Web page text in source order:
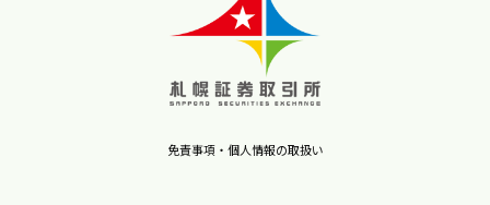
免責事項・個人情報の取扱い